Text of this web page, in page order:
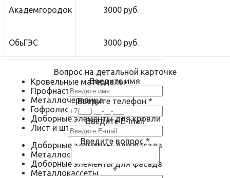
Академгородок 3000 руб.
ОбьГЭС 3000 руб.
Вопрос на детальной карточке
Введите имя
Введите телефон *
Введите E-mail
Введите вопрос *
*
Кровельные материалы
Профнастил
Металлочерепица
Гофролист
Доборные элементы для кровли
Лист и штрипс
Доборные элементы для фасада
Металлосайдинг
Доборные элементы для фасада
Металлокассеты